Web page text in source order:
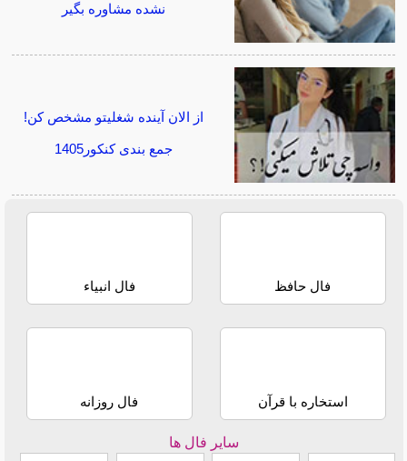
نشده مشاوره بگیر
از الان آینده شغلیتو مشخص کن!
جمع بندی کنکور1405
فال حافظ فال انبیاء
استخاره با قرآن فال روزانه
سایر فال ها